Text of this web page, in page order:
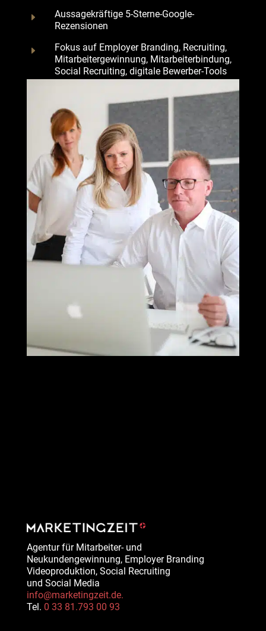
E
Aussagekräftige 5-Sterne-Google-
Rezensionen
E
Fokus auf Employer Branding, Recruiting,
Mitarbeitergewinnung, Mitarbeiterbindung,
Social Recruiting, digitale Bewerber-Tools
Termin vereinbaren
Agentur für Mitarbeiter- und
Neukundengewinnung, Employer Branding
Videoproduktion, Social Recruiting
und Social Media
info@marketingzeit.de.
Tel. 0 33 81.793 00 93